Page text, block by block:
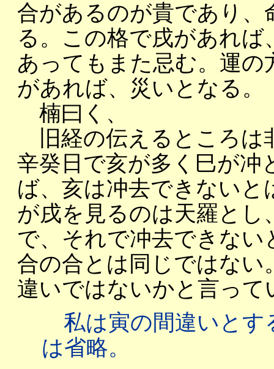
合があるのが貴であり、
る。この格で戌があれ
あってもまた忌む。運
があれば、災いとなる。
楠曰く、
旧経の伝えるところは
辛癸日で亥が多く巳が冲
ば、亥は冲去できない
が戌を見るのは天羅と
で、それで冲去できな
合の合とは同じではな
違いではないかと言っ
私は寅の間違いとす
は省略。